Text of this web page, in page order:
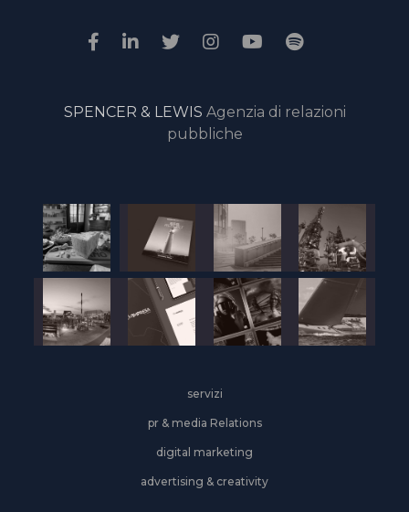
della
giuria
online
SPENCER & LEWIS Agenzia di relazioni
pubbliche
servizi
pr & media Relations
digital marketing
advertising & creativity